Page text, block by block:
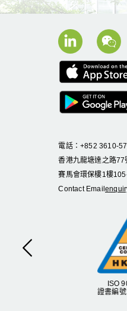
ISO
證書編
Previous
電話：+852 3610-
香港九龍塘達之路77
賽馬會環保樓1 樓105
Contact Email